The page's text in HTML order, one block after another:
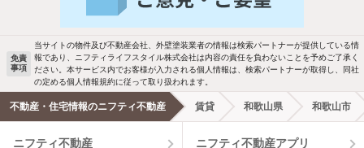
駐車場あり ペット相談
洗濯機置場あり 独立洗面台
エアコンあり 都市ガス
ご希望の条件の物件が見つかり次第、メ
新着メール通知を受け取る
免責
事項
当サイトの物件及び不動産会社、外壁塗装業者の情報は検索パートナーが提供している情
報であり、ニフティライフスタイル株式会社は内容の責任を負わないことを予めご了承く
ださい。本サービス内でお客様が入力される個人情報は、検索パートナーが取得し、同社
の定める個人情報規約に従って取り扱われます。
不動産・住宅情報のニフティ不動産 賃貸 和歌山県 和歌山市
ニフティ不動産 ニフティ不動産アプリ